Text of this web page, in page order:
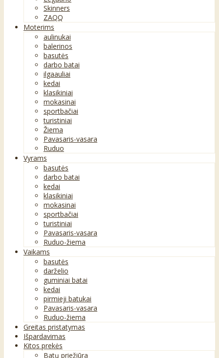
Skinners
ZAQQ
Moterims
aulinukai
balerinos
basutės
darbo batai
ilgaauliai
kedai
klasikiniai
mokasinai
sportbačiai
turistiniai
Žiema
Pavasaris-vasara
Ruduo
Vyrams
basutės
darbo batai
kedai
klasikiniai
mokasinai
sportbačiai
turistiniai
Pavasaris-vasara
Ruduo-žiema
Vaikams
basutės
darželio
guminiai batai
kedai
pirmieji batukai
Pavasaris-vasara
Ruduo-žiema
Greitas pristatymas
Išpardavimas
Kitos prekės
Batų priežiūra